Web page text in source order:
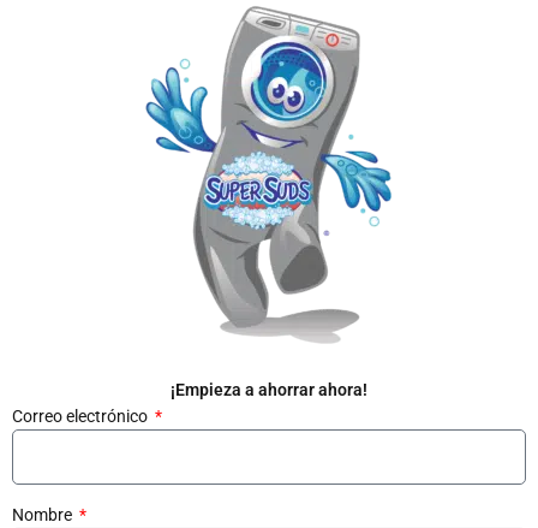
¡Empieza a ahorrar ahora!
Correo electrónico
Nombre